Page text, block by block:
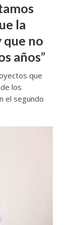
la
que no
años”
que
los
el segundo